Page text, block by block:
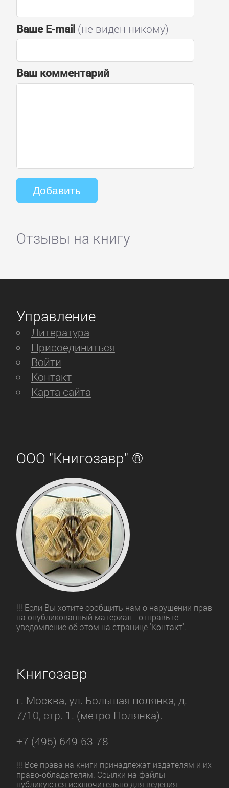
Ваше E-mail(не виден никому)
Ваш комментарий
Отзывы на книгу
Управление
Литература
Присоединиться
Войти
Контакт
Карта сайта
ООО "Книгозавр" ®
!!! Если Вы хотите сообщить нам о нарушении прав
на опубликованный материал - отправьте
уведомление об этом на странице 'Контакт'.
Книгозавр
г. Москва, ул. Большая полянка, д.
7/10, стр. 1. (метро Полянка).
+7 (495) 649-63-78
!!! Все права на книги принадлежат издателям и их
право-обладателям. Ссылки на файлы
публикуются исключительно для ведения